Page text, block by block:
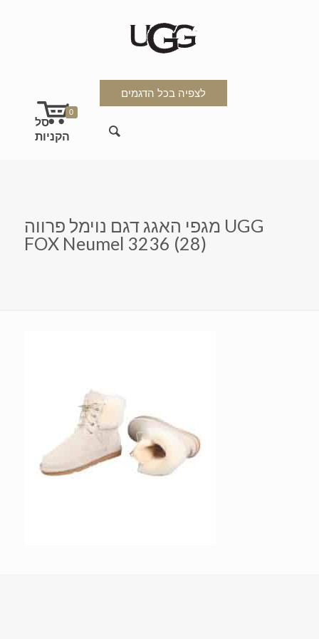
לצפיה בכל הדגמים
0
מגפי האגג דגם נוימל פרווה UGG
FOX Neumel 3236 (28)